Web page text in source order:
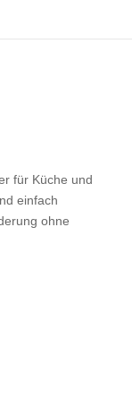
für Küche und
einfach
ohne